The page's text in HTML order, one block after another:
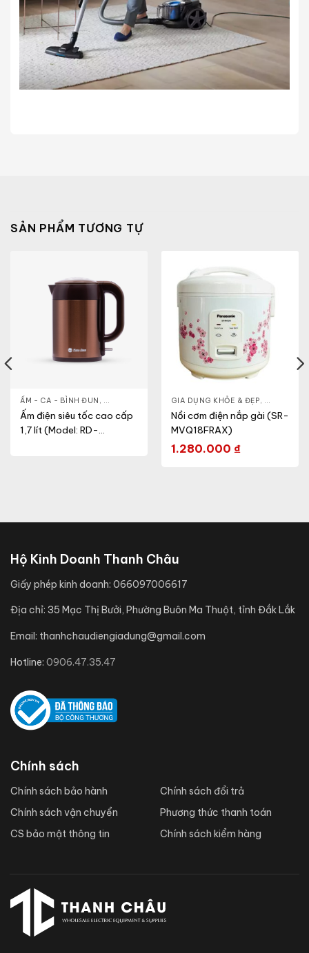
SẢN PHẨM TƯƠNG TỰ
ẤM - CA - BÌNH ĐUN , GIA DỤNG KHỎE & ĐẸP,NỒI - ẤM - CA - BÌNH
Ấm điện siêu tốc cao cấp
1,7 lít (Model: RD-
GIA DỤNG KHỎE & ĐẸP, NỒI - ẤM -
Nồi cơm điện nắp gài (SR-
MVQ18FRAX)
1.280.000 ₫
CA - BÌNH,NỒI CƠM ĐIỆN
Hộ Kinh Doanh Thanh Châu
Giấy phép kinh doanh: 066097006617
Địa chỉ: 35 Mạc Thị Bưởi, Phường Buôn Ma Thuột, tỉnh Đắk Lắk
Email: thanhchaudiengiadung@gmail.com
Hotline: 0906.47.35.47
Chính sách
Chính sách bảo hành
Chính sách vận chuyển
CS bảo mật thông tin
Chính sách đổi trả
Phương thức thanh toán
Chính sách kiểm hàng